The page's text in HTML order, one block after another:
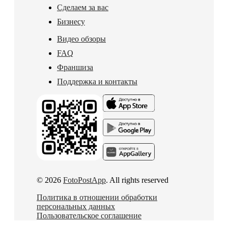
Сделаем за вас
Бизнесу
Видео обзоры
FAQ
Франшиза
Поддержка и контакты
© 2026 FotoPostApp. All rights reserved
Политика в отношении обработки
персональных данных
Пользовательское соглашение